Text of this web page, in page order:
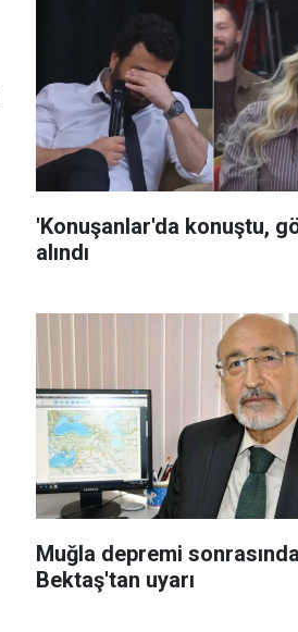
'Konuşanlar'da konuştu,
alındı
Muğla depremi
Bektaş'tan uyarı